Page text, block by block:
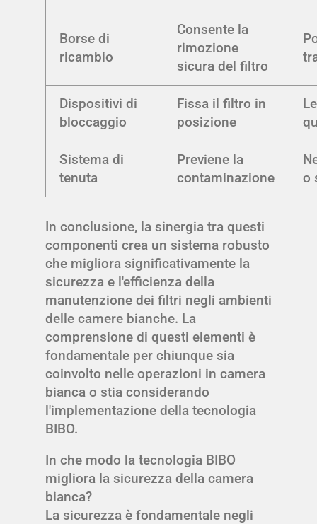
Borse di
ricambio
Consente la
rimozione
sicura del filtro
Dispositivi di
bloccaggio
Fissa il filtro in
posizione
Sistema di
tenuta
Previene la
contaminazione
o
In conclusione, la sinergia tra questi
componenti crea un sistema robusto
che migliora significativamente la
sicurezza e l'efficienza della
manutenzione dei filtri negli ambienti
delle camere bianche. La
comprensione di questi elementi è
fondamentale per chiunque sia
coinvolto nelle operazioni in camera
bianca o stia considerando
l'implementazione della tecnologia
BIBO.
In che modo la tecnologia BIBO
migliora la sicurezza della camera
bianca?
La sicurezza è fondamentale negli